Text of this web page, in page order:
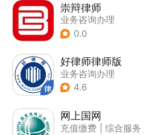
崇辩律师
业务咨询办理
0.0
好律师律师版
业务咨询办理
4.6
网上国网
充值缴费
综合服务